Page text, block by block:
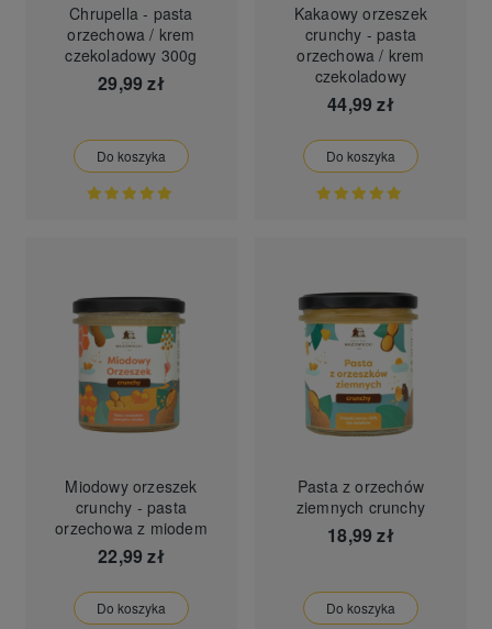
Chrupella - pasta
orzechowa / krem
czekoladowy 300g
29,99 zł
Do koszyka
Kakaowy orzeszek
crunchy - pasta
orzechowa / krem
czekoladowy
44,99 zł
Do koszyka
Miodowy orzeszek
crunchy - pasta
orzechowa z miodem
22,99 zł
Do koszyka
Pasta z orzechów
ziemnych crunchy
18,99 zł
Do koszyka